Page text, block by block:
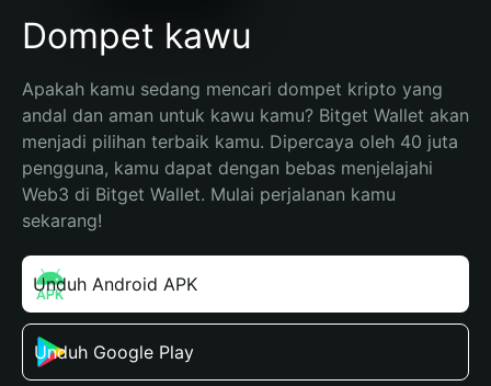
Dompet kawu
Apakah kamu sedang mencari dompet kripto yang
andal dan aman untuk kawu kamu? Bitget Wallet akan
menjadi pilihan terbaik kamu. Dipercaya oleh 40 juta
pengguna, kamu dapat dengan bebas menjelajahi
Web3 di Bitget Wallet. Mulai perjalanan kamu
sekarang!
Unduh Android APK
Unduh Google Play